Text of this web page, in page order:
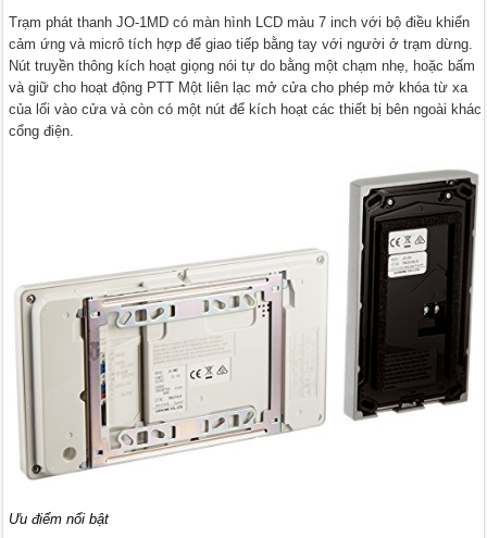
Trạm phát thanh JO-1MD có màn hình LCD màu 7 inch với bộ điều khiển
cảm ứng và micrô tích hợp để giao tiếp bằng tay với người ở trạm dừng.
Nút truyền thông kích hoạt giọng nói tự do bằng một chạm nhẹ, hoặc bấm
và giữ cho hoạt động PTT Một liên lạc mở cửa cho phép mở khóa từ xa
của lối vào cửa và còn có một nút để kích hoạt các thiết bị bên ngoài khác
cổng điện.
Ưu điểm nổi bật